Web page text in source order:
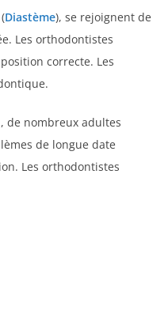
Diastème), se rejoignent de
Les orthodontistes
correcte. Les
de nombreux adultes
de longue date
Les orthodontistes